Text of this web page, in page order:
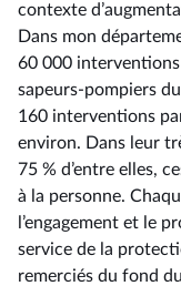
contexte
Dans mon
60 000
sapeurs-pompiers
160 interventions
environ. Dans leur
75 % d’entre elles,
à la personne.
l’engagement et le
service de la
remerciés du fond